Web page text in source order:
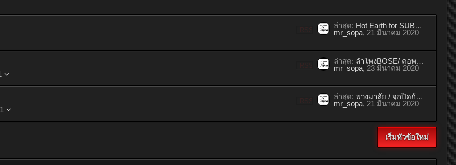
ล่าสุด: Hot Earth for SUBARU / เพลทเรซิ่น SUBARU / ช่องใส่ของ 2din ของแต่งสำหรับSUBARUโดยเฉพาะ ... ของแท้ จากญี่ปุ่น
mr_sopa, 21 มีนาคม 2020
ล่าสุด: ลำโพงBOSE/ คอพวงมาลัย NARDI / ปั้มลมยางติดรถ MAZDA / กุญแจรีโมท / กล้องหน้า พร้อมโลโก้ / โลโก้เรซิ่น FAMIRIA SPORT20 ของแต่งสำหรับชาวมาสด้าโดยเฉพาะ . . . มือ2 ของแท้ จากญี่ปุ
mr_sopa, 23 มีนาคม 2020
1
ล่าสุด: พวงมาลัย / จุกปิดก้านปัด/ ฟอกอากาศ ION Plasma/ ท้าวแขนสไลด์/ กระจกBillet/ ปั้มลมยางฉุกเฉินติดรถ DAIHATSU / JAF / โลโก้ RS / ND WATER TEMP Daihatsu / หัวเกียร์ . . มือ2 แท้ญี่ปุ่น
mr_sopa, 21 มีนาคม 2020
เริ่มหัวข้อใหม่